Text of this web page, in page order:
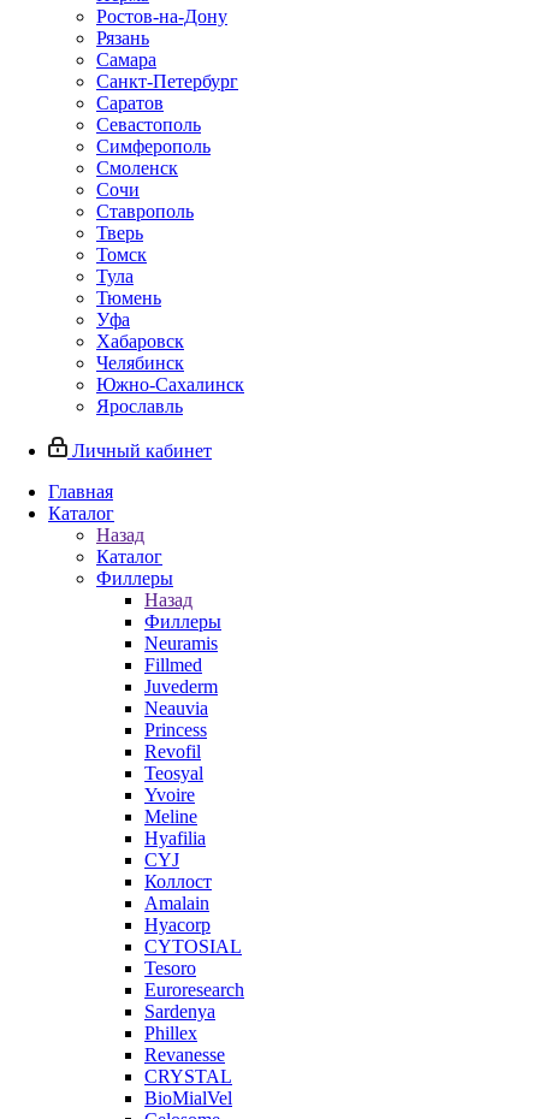
Ростов-на-Дону
Рязань
Самара
Санкт-Петербург
Саратов
Севастополь
Симферополь
Смоленск
Сочи
Ставрополь
Тверь
Томск
Тула
Тюмень
Уфа
Хабаровск
Челябинск
Южно-Сахалинск
Ярославль
Личный кабинет
Главная
Каталог
Назад
Каталог
Филлеры
Назад
Филлеры
Neuramis
Fillmed
Juvederm
Neauvia
Princess
Revofil
Teosyal
Yvoire
Meline
Hyafilia
CYJ
Коллост
Amalain
Hyacorp
CYTOSIAL
Tesoro
Euroresearch
Sardenya
Phillex
Revanesse
CRYSTAL
BioMialVel